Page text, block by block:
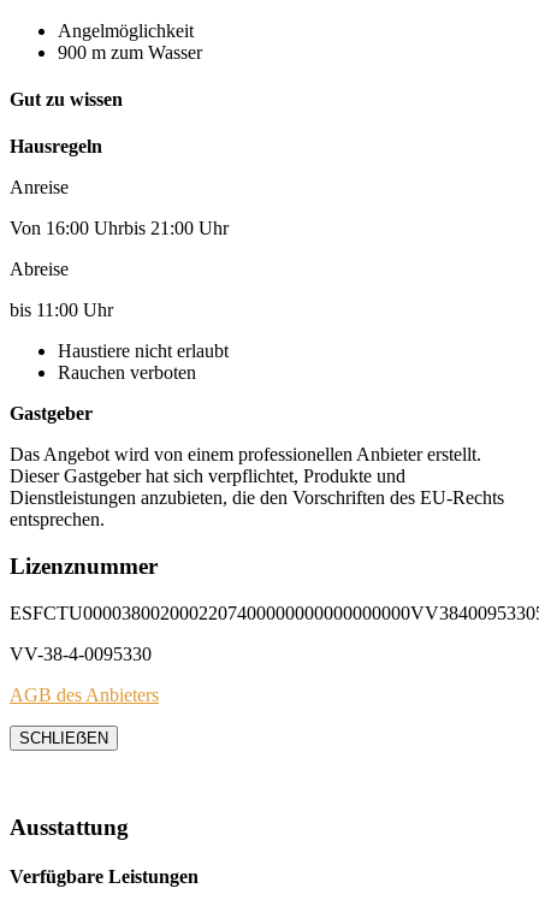
Angelmöglichkeit
900 m zum Wasser
Gut zu wissen
Hausregeln
Anreise
Von 16:00 Uhrbis 21:00 Uhr
Abreise
bis 11:00 Uhr
Haustiere nicht erlaubt
Rauchen verboten
Gastgeber
Das Angebot wird von einem professionellen Anbieter erstellt.
Dieser Gastgeber hat sich verpflichtet, Produkte und
Dienstleistungen anzubieten, die den Vorschriften des EU-Rechts
entsprechen.
Lizenznummer
VV-38-4-0095330
AGB des Anbieters
SCHLIEẞEN
Ausstattung
Verfügbare Leistungen